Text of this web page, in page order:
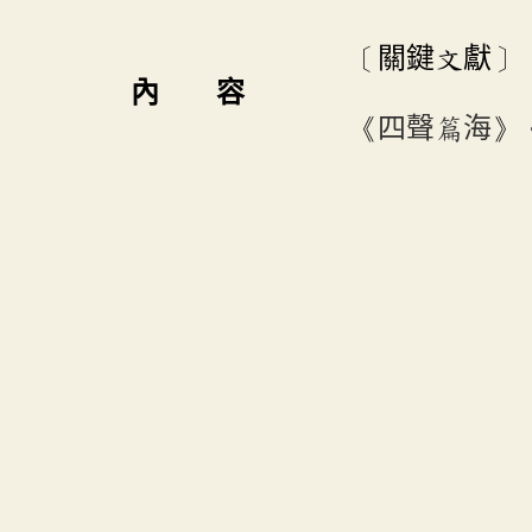
內 容
〔關鍵文獻〕
《 四聲篇海 》